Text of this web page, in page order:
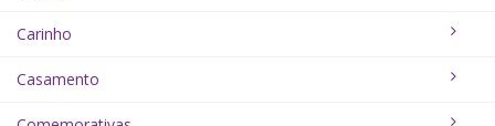
Carinho
Casamento